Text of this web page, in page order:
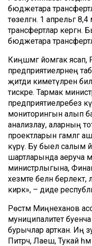
бюджетара
төзелгән. 1 апрельгә
трансфертлар
бюджетара
Киңәшмәгә йомгак
предприятиеләрнең
җитди киметүләрен
тискәре. Тармак
предприятиеләребез
мониторингын алып
анализлау, аларның
проектларын гамәлгә
күрү. Бу быел салым
шартларында аеруча
министрлыгына,
хезмәте белән
кирәк», – диде
Рөстәм Миңнеханов
муниципалитет
бурычлар арткан. Иң
Питрәч, Лаеш, Тукай